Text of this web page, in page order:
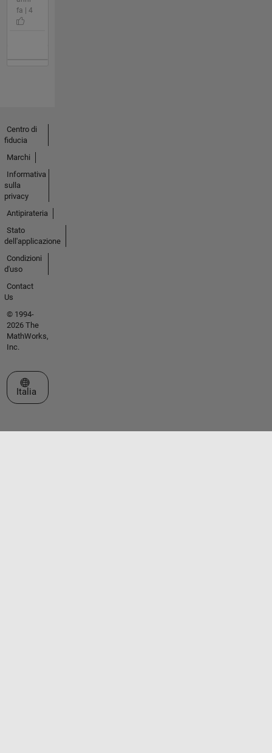
fa | 4
Centro di
fiducia
Marchi
Informativa
sulla
privacy
Antipirateria
Stato
dell'applicazione
Condizioni
d'uso
Contact
Us
© 1994-
2026 The
MathWorks,
Inc.
Seleziona un sito web
Italia